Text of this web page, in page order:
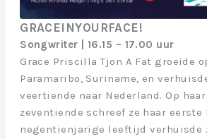
GRACEINYOURFACE!
Songwriter | 16.15 – 17.00 uur
Grace Priscilla Tjon A Fat groeide
Paramaribo, Suriname, en
veertiende naar Nederland. Op haar
zeventiende schreef ze haar eerste
negentienjarige leeftijd verhuisde